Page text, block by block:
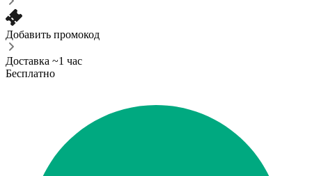
Добавить промокод
Доставка ~1 час
Бесплатно